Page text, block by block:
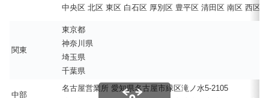
中央区 北区 東区 白石区 厚別区 豊平区 清田区 南区 西区
関東
東京都
神奈川県
埼玉県
千葉県
中部
名古屋営業所 愛知県名古屋市緑区滝ノ水5-2105